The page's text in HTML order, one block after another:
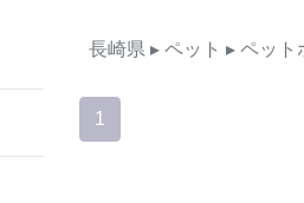
長崎県 ▸ ペット ▸ ペット
1